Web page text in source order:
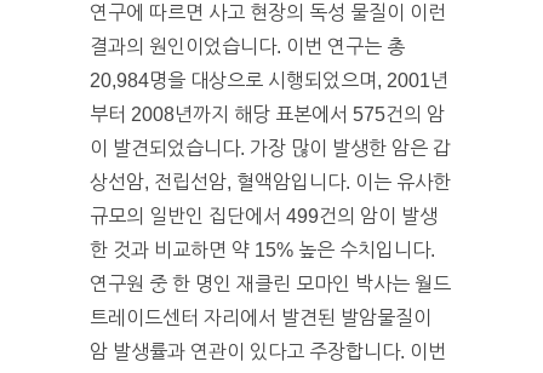
연구에 따르면 사고 현장의 독성 물질이 이런
결과의 원인이었습니다. 이번 연구는 총
20,984명을 대상으로 시행되었으며, 2001년
부터 2008년까지 해당 표본에서 575건의 암
이 발견되었습니다. 가장 많이 발생한 암은 갑
상선암, 전립선암, 혈액암입니다. 이는 유사한
규모의 일반인 집단에서 499건의 암이 발생
한 것과 비교하면 약 15% 높은 수치입니다.
연구원 중 한 명인 재클린 모마인 박사는 월드
트레이드센터 자리에서 발견된 발암물질이
암 발생률과 연관이 있다고 주장합니다. 이번